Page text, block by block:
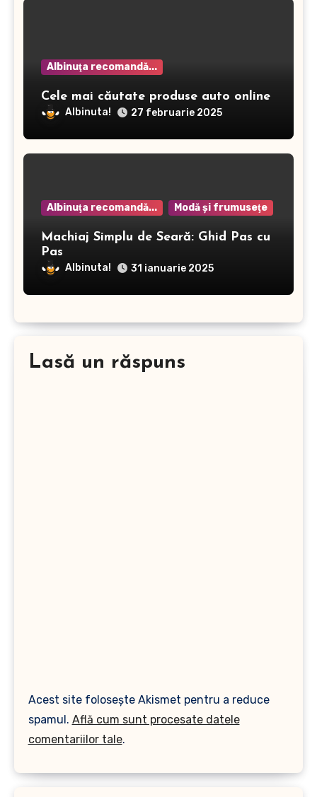
Albinuţa recomandă...
Cele mai căutate produse auto online
Albinuta! 27 februarie 2025
Albinuţa recomandă... Modă şi frumuseţe
Machiaj Simplu de Seară: Ghid Pas cu
Pas
Albinuta! 31 ianuarie 2025
Lasă un răspuns
Acest site folosește Akismet pentru a reduce
spamul. Află cum sunt procesate datele
comentariilor tale.